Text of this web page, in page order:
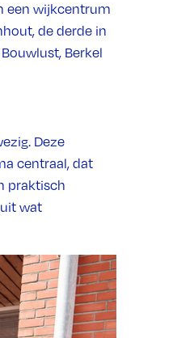
een wijkcentrum
de derde in
Berkel
Deze
centraal, dat
praktisch
wat